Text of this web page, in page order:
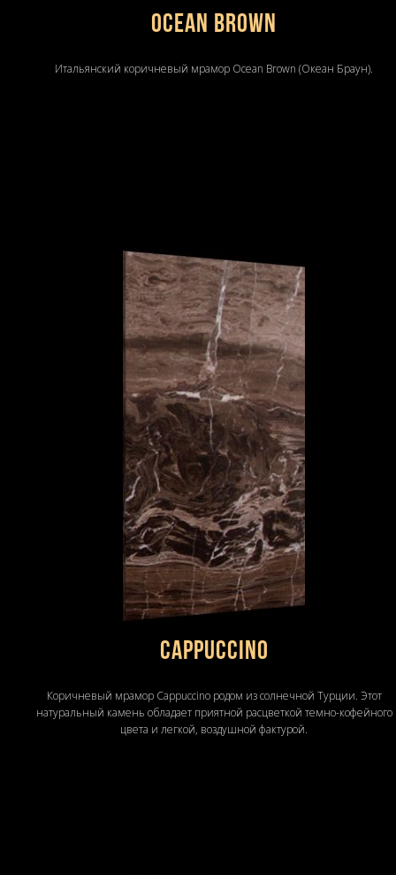
Ocean Brown
Итальянский коричневый мрамор Ocean Brown (Океан Браун).
Cappuccino
Коричневый мрамор Cappuccino родом из солнечной Турции. Этот
натуральный камень обладает приятной расцветкой темно-кофейного
цвета и легкой, воздушной фактурой.